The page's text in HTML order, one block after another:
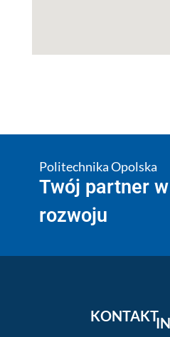
Politechnika Opolska
Twój partner
rozwoju
KONTAKT